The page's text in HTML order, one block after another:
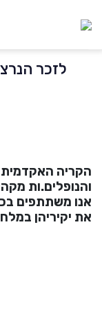
בוגרים
סגל
תוכניות לימוד
רישום
לזכר
הקריה האקדמית
והנופלים.ות
אנו משתתפים
את יקיריהן